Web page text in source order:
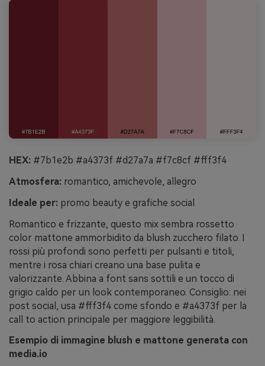
HEX: #7b1e2b #a4373f #d27a7a #f7c8cf #fff3f4
Atmosfera: romantico, amichevole, allegro
Ideale per: promo beauty e grafiche social
Romantico e frizzante, questo mix sembra rossetto
color mattone ammorbidito da blush zucchero filato. I
rossi più profondi sono perfetti per pulsanti e titoli,
mentre i rosa chiari creano una base pulita e
valorizzante. Abbina a font sans sottili e un tocco di
grigio caldo per un look contemporaneo. Consiglio: nei
post social, usa #fff3f4 come sfondo e #a4373f per la
call to action principale per maggiore leggibilità.
Esempio di immagine blush e mattone generata con
media.io